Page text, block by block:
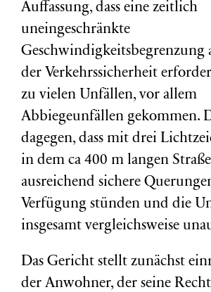
Auffassung, dass eine zeitlich
uneingeschränkte
Geschwindigkeitsbegrenzung
der Verkehrssicherheit
zu vielen Unfällen, vor allem
Abbiegeunfällen gekommen.
dagegen, dass mit drei
in dem ca 400 m langen
ausreichend sichere
Verfügung stünden und die
insgesamt vergleichsweise
Das Gericht stellt zunächst
der Anwohner, der seine